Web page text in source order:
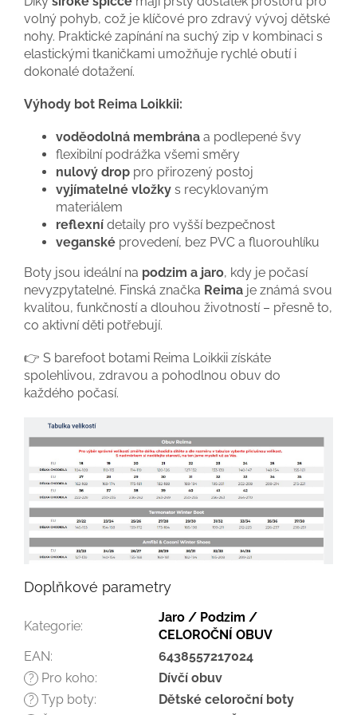
volný pohyb, což je klíčové pro zdravý vývoj dětské
nohy. Praktické zapínání na suchý zip v kombinaci s
elastickými tkaničkami umožňuje rychlé obutí i
dokonalé dotažení.
Výhody bot Reima Loikkii:
voděodolná membrána a podlepené švy
flexibilní podrážka všemi směry
nulový drop pro přirozený postoj
vyjímatelné vložky s recyklovaným
materiálem
reflexní detaily pro vyšší bezpečnost
veganské provedení, bez PVC a fluorouhlíku
Boty jsou ideální na podzim a jaro, kdy je počasí
nevyzpytatelné. Finská značka Reima je známá svou
kvalitou, funkčností a dlouhou životností – přesně to,
co aktivní děti potřebují.
👉 S barefoot botami Reima Loikkii získáte
spolehlivou, zdravou a pohodlnou obuv do
každého počasí.
Doplňkové parametry
Kategorie:
Jaro / Podzim /
CELOROČNÍ OBUV
EAN: 6438557217024
? Pro koho: Dívčí obuv
? Typ boty: Dětské celoroční boty